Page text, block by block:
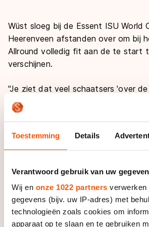
Toestemming Details
Verantwoord gebruik van uw
Wij en onze 1022 partners verwerken
gegevens (bijv. uw IP-adres) met
technologieën zoals cookies om
apparaat op te slaan en te gebruiken
Wüst sloeg bij de Essent ISU World
Heerenveen afstanden over om bij
Allround volledig fit aan de te start
verschijnen.
"Je ziet dat veel schaatsers 'over
Kemkers. "Ik heb Ireen moeten
blijkt te werken. De keuzes die we
De TVM-kopvrouw staat na de
concurrentie. Op de drie kilometer
bijna een baanrecord. Kemkers: "Of
dat Ireen nog zo goed is? Nee, ik